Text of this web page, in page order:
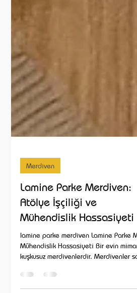
Merdiven
Lamine Parke Merdiven:
Atölye İşçiliği ve
Mühendislik Hassasiyeti
Mühendislik Hassasiyeti Bir evin
kuşkusuz merdivenlerdir. Merdivenler